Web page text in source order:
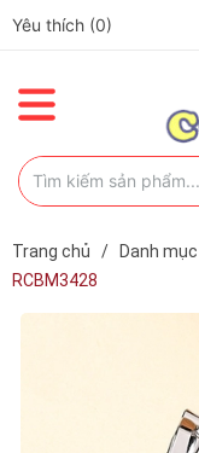
Yêu thích (0)
Trang chủ / Danh
RCBM3428